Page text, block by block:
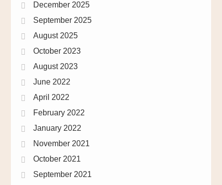
December 2025
September 2025
August 2025
October 2023
August 2023
June 2022
April 2022
February 2022
January 2022
November 2021
October 2021
September 2021